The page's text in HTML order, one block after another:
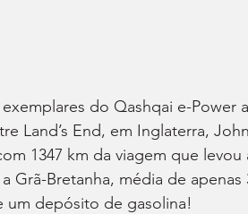
do Qashqai e-Power
Land’s End, em Inglaterra,
1347 km da viagem que levou
Grã-Bretanha, média de apenas
um depósito de gasolina!